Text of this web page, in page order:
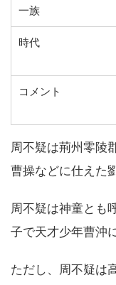
一族
時代
コメント
周不疑は荊州零陵
曹操などに仕えた
周不疑は神童とも
子で天才少年曹沖
ただし、周不疑は